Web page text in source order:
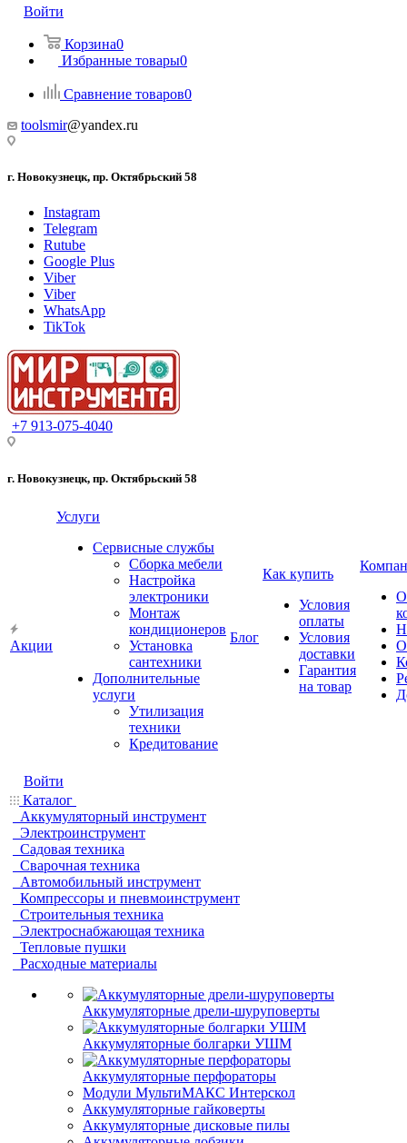
Войти
Корзина0
Избранные товары0
Сравнение товаров0
toolsmir@yandex.ru
г. Новокузнецк, пр. Октябрьский 58
Instagram
Telegram
Rutube
Google Plus
Viber
Viber
WhatsApp
TikTok
+7 913-075-4040
г. Новокузнецк, пр. Октябрьский 58
Акции
Услуги
Сервисные службы
Сборка мебели
Настройка
электроники
Монтаж
кондиционеров
Установка
сантехники
Дополнительные
услуги
Утилизация
техники
Кредитование
Блог
Как купить
Условия
оплаты
Условия
доставки
Гарантия
на товар
О
Войти
Каталог
Аккумуляторный инструмент
Электроинструмент
Садовая техника
Сварочная техника
Автомобильный инструмент
Компрессоры и пневмоинструмент
Строительныя техника
Электроснабжающая техника
Тепловые пушки
Расходные материалы
Аккумуляторные дрели-шуруповерты
Аккумуляторные болгарки УШМ
Аккумуляторные перфораторы
Модули МультиМАКС Интерскол
Аккумуляторные гайковерты
Аккумуляторные дисковые пилы